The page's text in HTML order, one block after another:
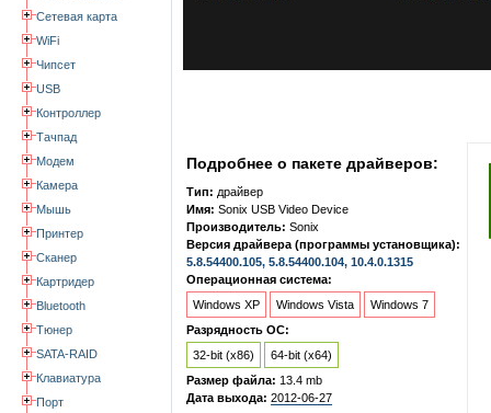
Сетевая карта
WiFi
Чипсет
USB
Контроллер
Тачпад
Модем
Камера
Мышь
Принтер
Сканер
Картридер
Bluetooth
Тюнер
SATA-RAID
Клавиатура
Порт
Подробнее о пакете драйверов:
Тип: драйвер
Имя: Sonix USB Video Device
Производитель: Sonix
Версия драйвера (программы установщика):
5.8.54400.105, 5.8.54400.104, 10.4.0.1315
Операционная система:
Windows XP
Windows Vista
Windows 7
Разрядность ОС:
32-bit (x86)
64-bit (x64)
Размер файла: 13.4 mb
Дата выхода: 2012-06-27